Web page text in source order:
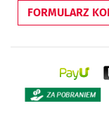
FORMULARZ